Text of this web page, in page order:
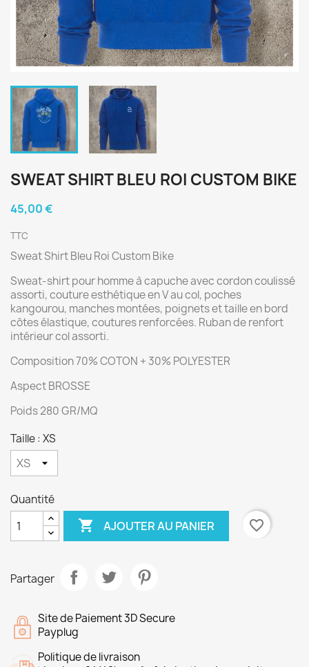
SWEAT SHIRT BLEU ROI CUSTOM BIKE
45,00 €
TTC
Sweat Shirt Bleu Roi Custom Bike
Sweat-shirt pour homme à capuche avec cordon coulissé
assorti, couture esthétique en V au col, poches
kangourou, manches montées, poignets et taille en bord
côtes élastique, coutures renforcées. Ruban de renfort
intérieur col assorti.
Composition 70% COTON + 30% POLYESTER
Aspect BROSSE
Poids 280 GR/MQ
Taille : XS
Quantité
 AJOUTER AU PANIER favorite_border
Partager
Site de Paiement 3D Secure
Payplug
Politique de livraison